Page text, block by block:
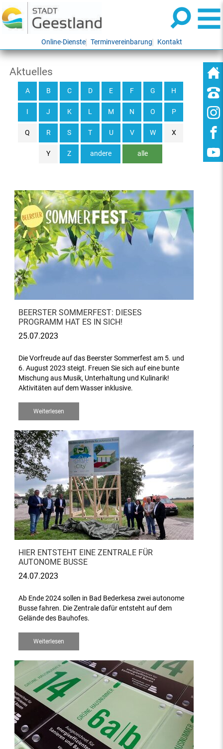
Online-Dienste Terminvereinbarung Kontakt
Aktuelles
alle
A B C D E F G H
I J K L M N O P
Q R S T U V W X
Y Z andere
BEERSTER SOMMERFEST: DIESES
PROGRAMM HAT ES IN SICH!
25.07.2023
Die Vorfreude auf das Beerster Sommerfest am 5. und
6. August 2023 steigt. Freuen Sie sich auf eine bunte
Mischung aus Musik, Unterhaltung und Kulinarik!
Aktivitäten auf dem Wasser inklusive.
Weiterlesen
HIER ENTSTEHT EINE ZENTRALE FÜR
AUTONOME BUSSE
24.07.2023
Ab Ende 2024 sollen in Bad Bederkesa zwei autonome
Busse fahren. Die Zentrale dafür entsteht auf dem
Gelände des Bauhofes.
Weiterlesen